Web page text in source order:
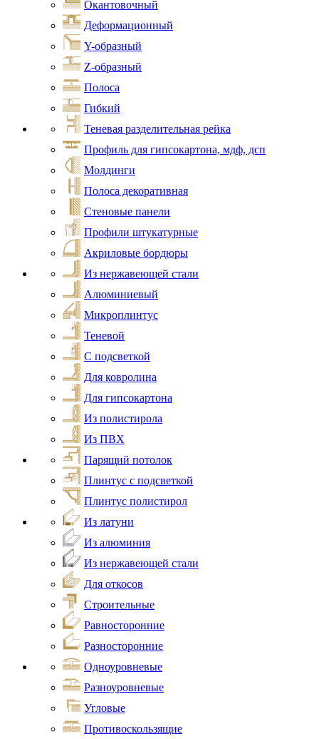
Окантовочный
Деформационный
Y-образный
Z-образный
Полоса
Гибкий
Теневая разделительная рейка
Профиль для гипсокартона, мдф, дсп
Молдинги
Полоса декоративная
Стеновые панели
Профили штукатурные
Акриловые бордюры
Из нержавеющей стали
Алюминиевый
Микроплинтус
Теневой
С подсветкой
Для ковролина
Для гипсокартона
Из полистирола
Из ПВХ
Парящий потолок
Плинтус с подсветкой
Плинтус полистирол
Из латуни
Из алюминия
Из нержавеющей стали
Для откосов
Строительные
Равносторонние
Разносторонние
Одноуровневые
Разноуровневые
Угловые
Противоскользящие